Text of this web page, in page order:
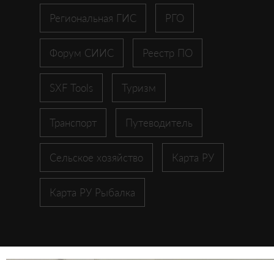
Региональная ГИС РГО
Форум СИИС Реестр ПО
SXF Tools Туризм
Транспорт Путеводитель
Сельское хозяйство Карта РУ
Карта РУ Рыбалка